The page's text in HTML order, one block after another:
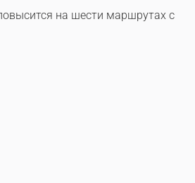
на шести маршрутах с